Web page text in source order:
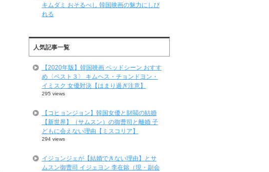
キムダミ おそるべし 韓国映画の魅力にしび
れる
人気記事一覧
【2020年版】韓国映画 ベッドシーン おすす
め〈ベスト３〉 キムヘス・チョンドヨン・
イミスク 女優対決【はまり過ぎ注意】
295 views
【コヒョンジョン】韓国女優と財閥の結婚
【新世界】（サムスン）の御曹司と離婚 子
どもに会えない理由【ミスコリア】
294 views
イジョンジェが【結婚できない理由】とサ
ムスン御曹司 イジェヨン 李在鎔（現・副会